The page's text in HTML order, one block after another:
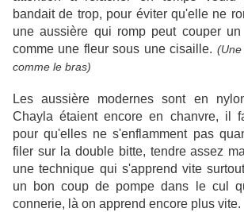
bandait de trop, pour éviter qu'elle ne
une aussière qui romp peut couper
comme une fleur sous une cisaille.
comme le bras)
Les aussière modernes sont en
Chayla étaient encore en chanvre, il
pour qu'elles ne s'enflamment pas
filer sur la double bitte, tendre assez
une technique qui s'apprend vite
un bon coup de pompe dans le cul
connerie, là on apprend encore plus vite.